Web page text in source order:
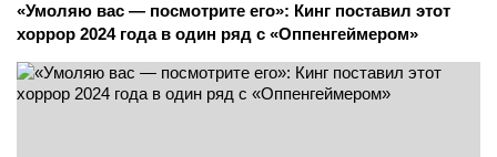
«Умоляю вас — посмотрите его»: Кинг поставил этот
хоррор 2024 года в один ряд с «Оппенгеймером»